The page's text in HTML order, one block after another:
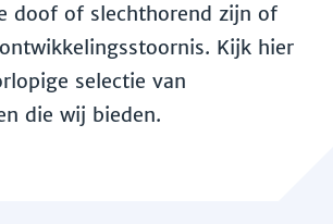
doof of slechthorend zijn of
Kijk hier
selectie van
die wij bieden.